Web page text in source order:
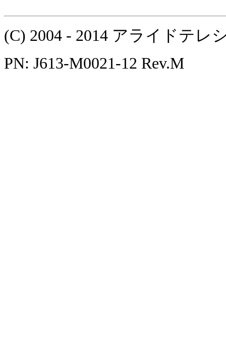
(C) 2004 - 2014 アライドテ
PN: J613-M0021-12 Rev.M